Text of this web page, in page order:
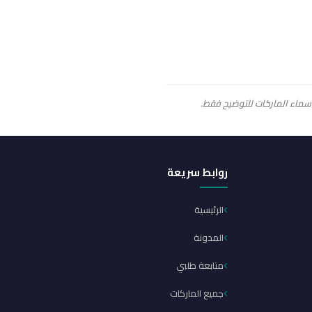
الماركات للتوضيح فقط.
روابط سريعة
الرئيسية
المدونة
متابعة طلبي
جميع الماركات